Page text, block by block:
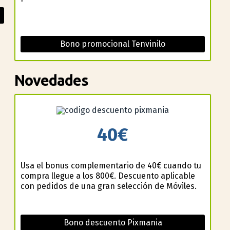
Bono promocional Tenvinilo
Novedades
40€
Usa el bonus complementario de 40€ cuando tu
compra llegue a los 800€. Descuento aplicable
con pedidos de una gran selección de Móviles.
Bono descuento Pixmania